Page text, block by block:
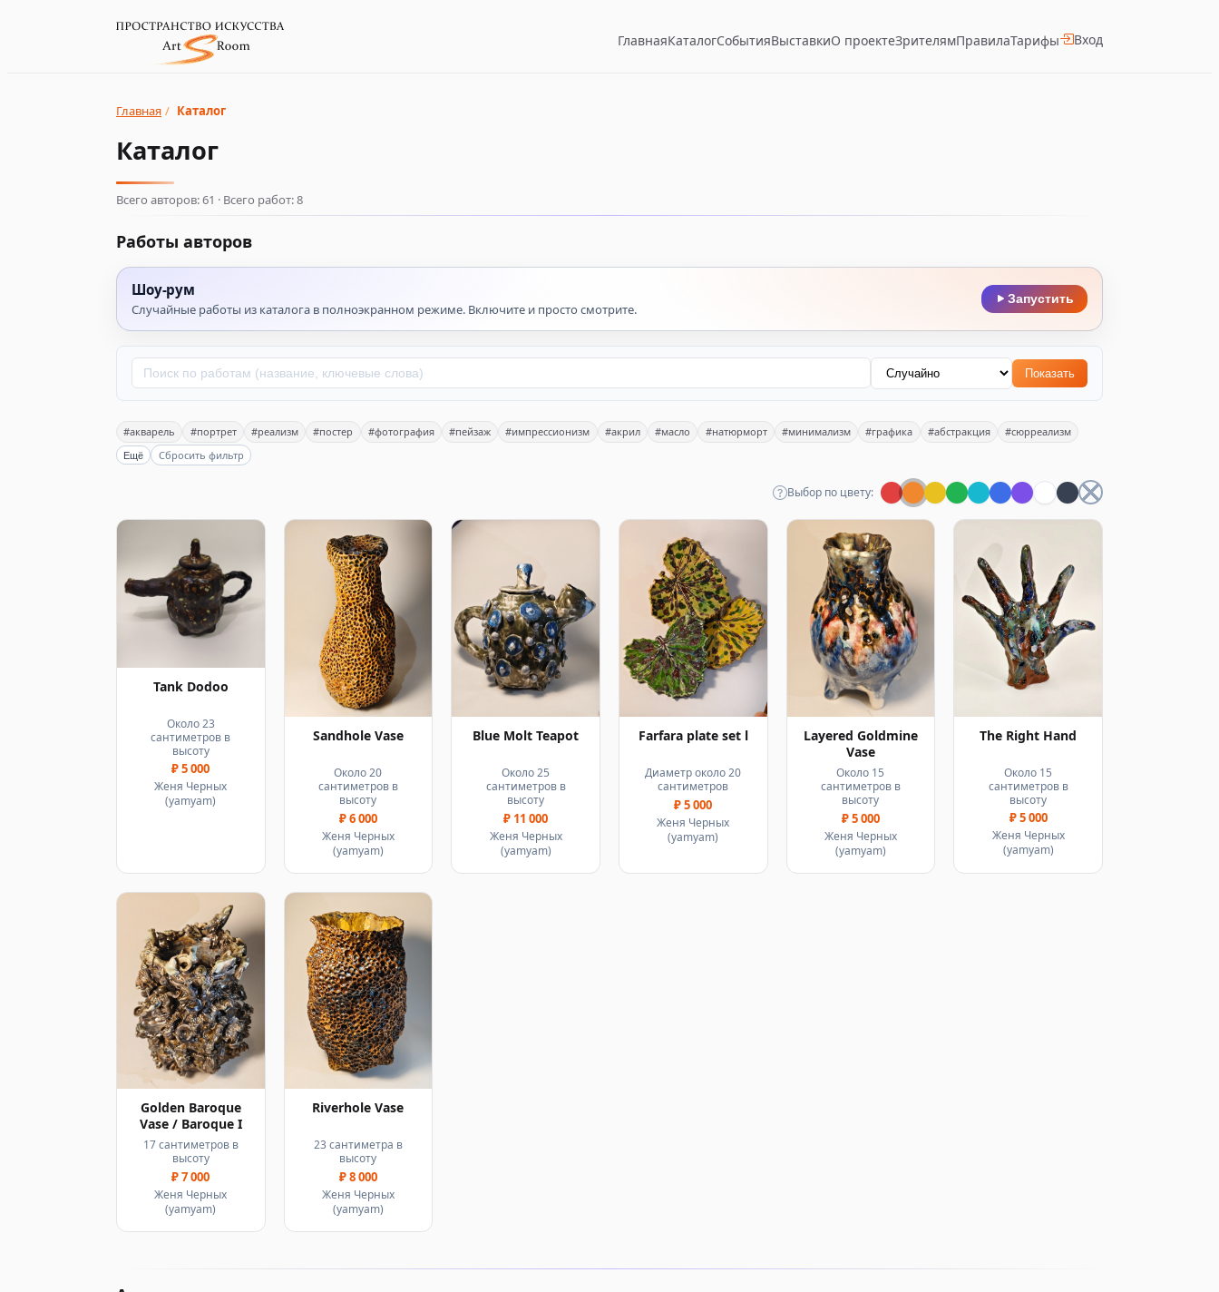
ГлавнаяКаталогСобытияВыставкиО проектеЗрителямПравилаТарифы Вход
Главная / Каталог
Каталог
Всего авторов: 61 · Всего работ: 8
Работы авторов
Шоу‑рум
Случайные работы из каталога в полноэкранном режиме. Включите и просто смотрите.
Запустить
Показать
#акварель #портрет #реализм #постер #фотография #пейзаж #импрессионизм #акрил #масло #натюрморт #минимализм #графика #абстракция #сюрреализм
Ещё Сбросить фильтр
Выбор по цвету:
Tank Dodoo
Около 23
сантиметров в
высоту
₽ 5 000
Женя Черных
(yamyam)
Sandhole Vase
Около 20
сантиметров в
высоту
₽ 6 000
Женя Черных
(yamyam)
Blue Molt Teapot
Около 25
сантиметров в
высоту
₽ 11 000
Женя Черных
(yamyam)
Farfara plate set l
Диаметр около 20
сантиметров
₽ 5 000
Женя Черных
(yamyam)
Layered Goldmine
Vase
Около 15
сантиметров в
высоту
₽ 5 000
Женя Черных
(yamyam)
The Right Hand
Около 15
сантиметров в
высоту
₽ 5 000
Женя Черных
(yamyam)
Golden Baroque
Vase / Baroque I
17 сантиметров в
высоту
₽ 7 000
Женя Черных
(yamyam)
Riverhole Vase
23 сантиметра в
высоту
₽ 8 000
Женя Черных
(yamyam)